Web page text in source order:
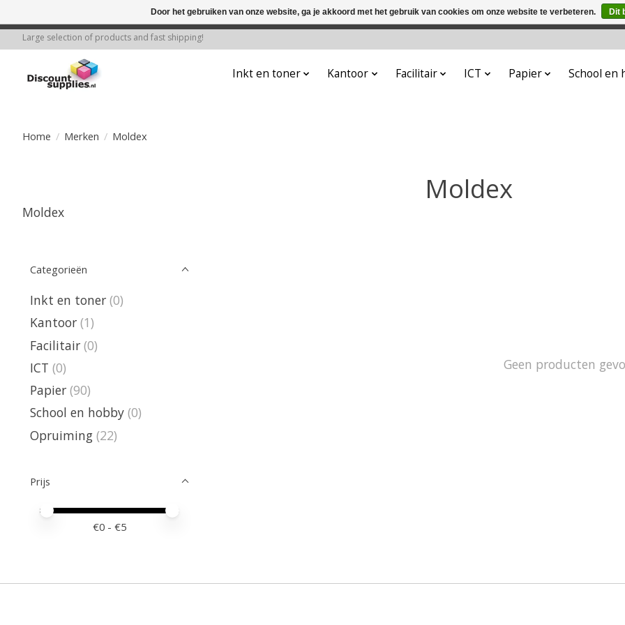
Large selection of products and fast shipping!
Inkt en toner Kantoor Facilitair ICT Papier School en
Home / Merken / Moldex
Moldex
Moldex
Categorieën
Inkt en toner (0)
Kantoor (1)
Facilitair (0)
ICT (0)
Papier (90)
School en hobby (0)
Opruiming (22)
Prijs
Minimale prijswaarde
Price maximum value
€0 - €5
Geen producten
Door het gebruiken van onze website, ga je akkoord met het gebruik van cookies om onze website te verbeteren. Dit
← Keer terug naar de backofficeDeze winkel is in aanbouw. Eventueel geplaatste orders zullen niet